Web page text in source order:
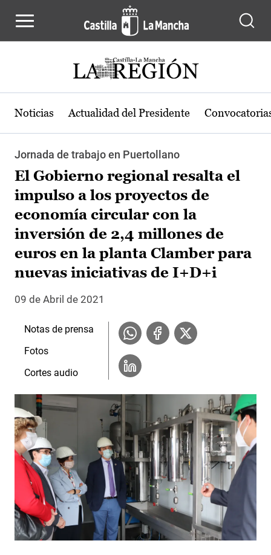
Noticias Actualidad del Presidente
Jornada de trabajo en Puertollano
El Gobierno regional resalta el
impulso a los proyectos de
economía circular con la
inversión de 2,4 millones de
euros en la planta Clamber para
nuevas iniciativas de I+D+i
09 de Abril de 2021
Notas de prensa
Fotos
Cortes audio